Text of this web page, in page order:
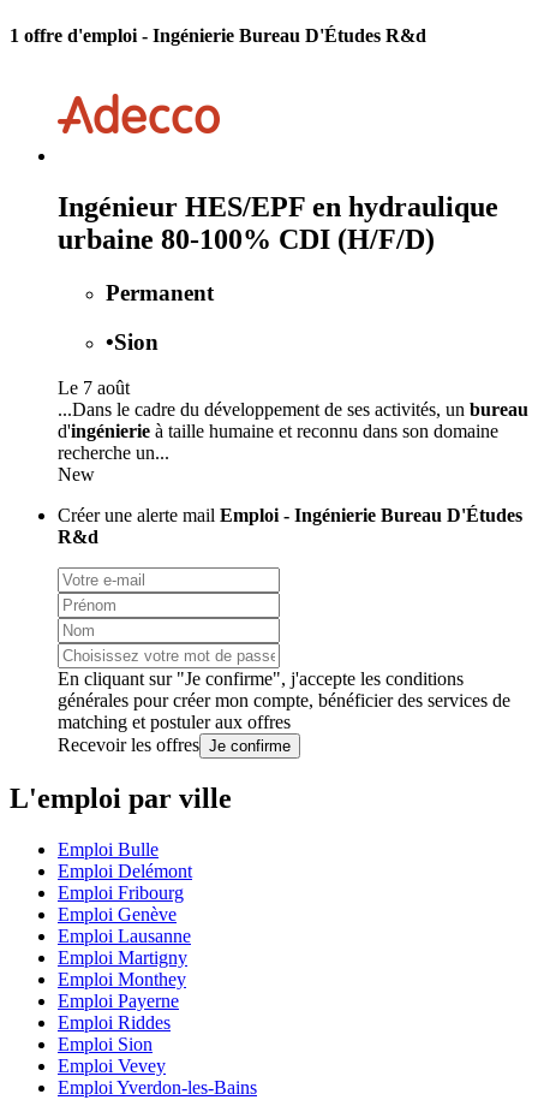
1 offre d'emploi - Ingénierie Bureau D'Études R&d
Ingénieur HES/EPF en hydraulique
urbaine 80-100% CDI (H/F/D)
Permanent
•Sion
Le 7 août
...Dans le cadre du développement de ses activités, un bureau
d'ingénierie à taille humaine et reconnu dans son domaine
recherche un...
New
Créer une alerte mail Emploi - Ingénierie Bureau D'Études
R&d
En cliquant sur "Je confirme", j'accepte les conditions
générales pour créer mon compte, bénéficier des services de
matching et postuler aux offres
Recevoir les offres Je confirme
L'emploi par ville
Emploi Bulle
Emploi Delémont
Emploi Fribourg
Emploi Genève
Emploi Lausanne
Emploi Martigny
Emploi Monthey
Emploi Payerne
Emploi Riddes
Emploi Sion
Emploi Vevey
Emploi Yverdon-les-Bains